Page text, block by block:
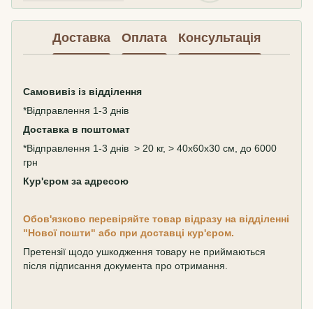
Доставка Оплата Консультація
Самовивіз із відділення
*Відправлення 1-3 днів
Доставка в поштомат
*Відправлення 1-3 днів > 20 кг, > 40х60х30 см, до 6000
грн
Кур'єром за адресою
Обов'язково перевіряйте товар відразу на відділенні
"Нової пошти" або при доставці кур'єром.
Претензії щодо ушкодження товару не приймаються
після підписання документа про отримання.